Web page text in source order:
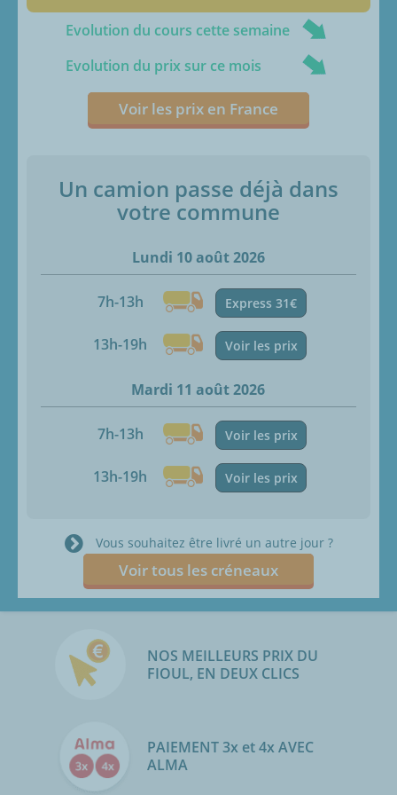
Evolution du cours cette semaine
Evolution du prix sur ce mois
Voir les prix en France
Un camion passe déjà dans
votre commune
Lundi 10 août 2026
7h-13h Express 31€
13h-19h Voir les prix
Mardi 11 août 2026
7h-13h Voir les prix
13h-19h Voir les prix
Vous souhaitez être livré un autre jour ?
Voir tous les créneaux
NOS MEILLEURS PRIX DU
FIOUL, EN DEUX CLICS
PAIEMENT 3x et 4x AVEC
ALMA